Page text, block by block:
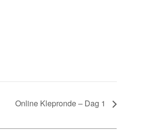
Online Klepronde – Dag 1